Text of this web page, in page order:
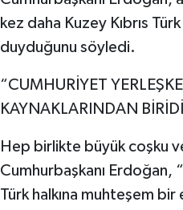
kez daha Kuzey Kıbrıs
duyduğunu söyledi.
“CUMHURİYET
KAYNAKLARINDAN
Hep birlikte büyük coşku
Cumhurbaşkanı Erdoğan,
Türk halkına muhteşem bir